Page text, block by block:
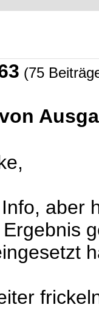
(75
aber